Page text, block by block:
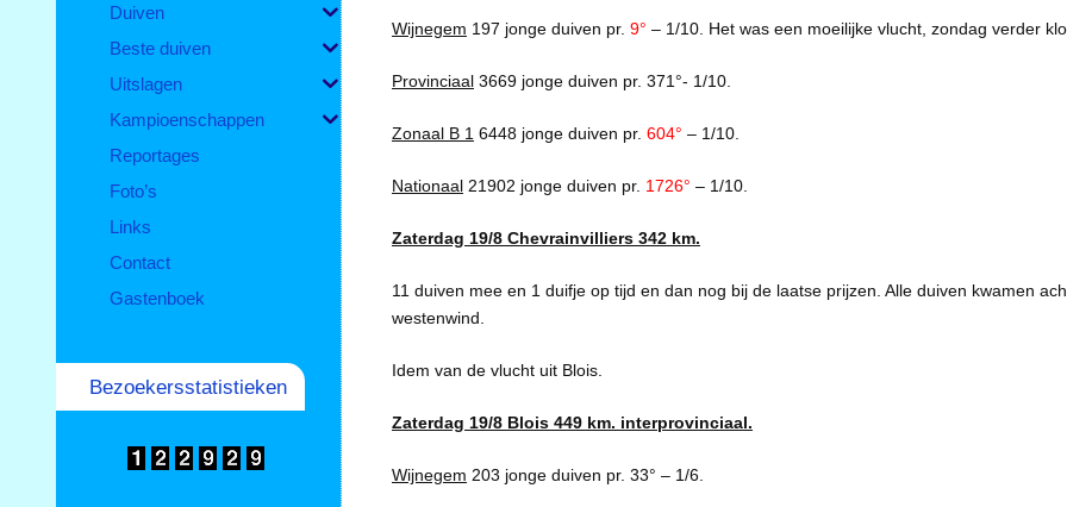
Wijnegem 197 jonge duiven pr. 9° – 1/10. Het was een moeilijke vlucht, zondag verder
Provinciaal 3669 jonge duiven pr. 371°- 1/10.
Zonaal B 1 6448 jonge duiven pr. 604° – 1/10.
Nationaal 21902 jonge duiven pr. 1726° – 1/10.
Zaterdag 19/8 Chevrainvilliers 342 km.
11 duiven mee en 1 duifje op tijd en dan nog bij de laatse prijzen. Alle duiven kwamen
westenwind.
Idem van de vlucht uit Blois.
Zaterdag 19/8 Blois 449 km. interprovinciaal.
Wijnegem 203 jonge duiven pr. 33° – 1/6.
Duiven
Beste duiven
Uitslagen
Kampioenschappen
Reportages
Foto’s
Links
Contact
Gastenboek
Bezoekersstatistieken